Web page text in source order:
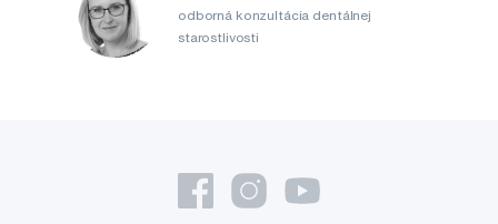
odborná konzultácia dentálnej
starostlivosti